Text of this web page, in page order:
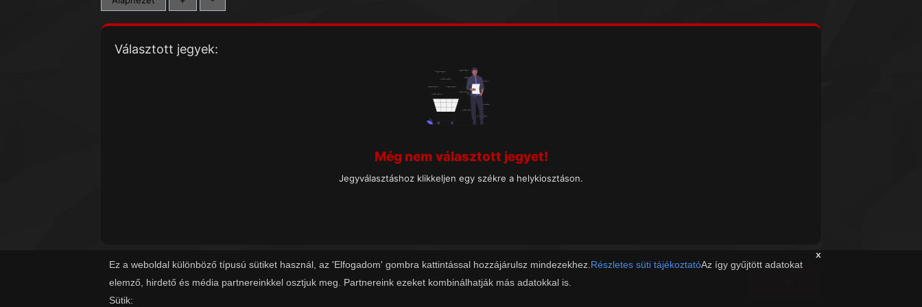
x
Ez a weboldal különböző típusú sütiket használ, az 'Elfogadom' gombra kattintással hozzájárulsz mindezekhez. Részletes süti tájékoztatóAz így gyűjtött adatokat
elemző, hirdető és média partnereinkkel osztjuk meg. Partnereink ezeket kombinálhatják más adatokkal is.
Sütik:
Választott jegyek:
Még nem választott jegyet!
Jegyválasztáshoz klikkeljen egy székre a helykiosztáson.